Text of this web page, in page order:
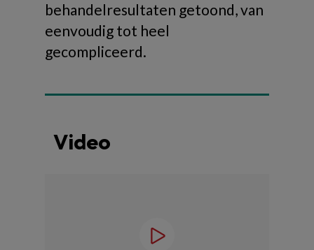
behandelresultaten getoond, van
eenvoudig tot heel
gecompliceerd.
Video